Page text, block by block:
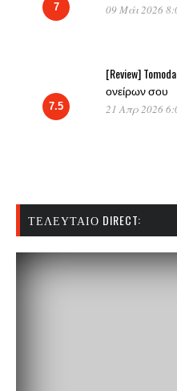
7 09 Μάι 2026
7.5
[Review]
ονείρων σου
21 Απρ 2026
ΤΕΛΕΥΤΑΊΟ DIRECT: